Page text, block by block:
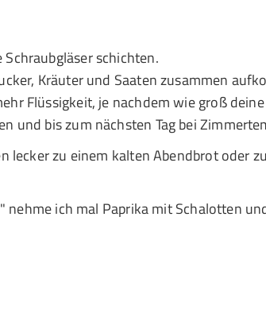
schichten.
Kräuter und Saaten zusammen
Flüssigkeit, je nachdem wie groß deine
und bis zum nächsten Tag bei
lecker zu einem kalten Abendbrot oder
nehme ich mal Paprika mit Schalotten